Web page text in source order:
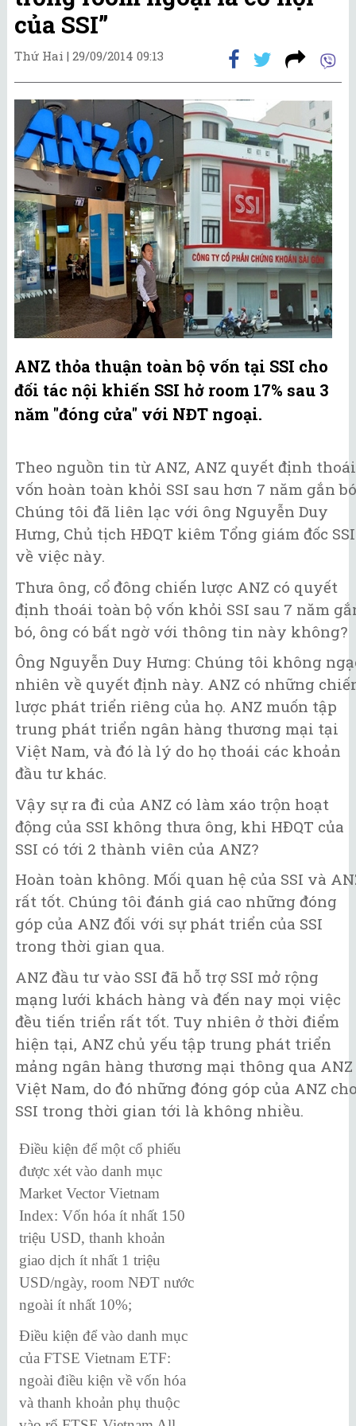
của SSI”
Thứ Hai | 29/09/2014 09:13
ANZ thỏa thuận toàn bộ vốn tại SSI cho
đối tác nội khiến SSI hở room 17% sau 3
năm "đóng cửa" với NĐT ngoại.
Theo nguồn tin từ ANZ, ANZ quyết định thoái
vốn hoàn toàn khỏi SSI sau hơn 7 năm gắn
Chúng tôi đã liên lạc với ông Nguyễn Duy
Hưng, Chủ tịch HĐQT kiêm Tổng giám đốc SSI
về việc này.
Thưa ông, cổ đông chiến lược ANZ có quyết
định thoái toàn bộ vốn khỏi SSI sau 7 năm
bó, ông có bất ngờ với thông tin này không?
Ông Nguyễn Duy Hưng: Chúng tôi không
nhiên về quyết định này. ANZ có những
lược phát triển riêng của họ. ANZ muốn tập
trung phát triển ngân hàng thương mại tại
Việt Nam, và đó là lý do họ thoái các khoản
đầu tư khác.
Vậy sự ra đi của ANZ có làm xáo trộn hoạt
động của SSI không thưa ông, khi HĐQT của
SSI có tới 2 thành viên của ANZ?
Hoàn toàn không. Mối quan hệ của SSI và
rất tốt. Chúng tôi đánh giá cao những đóng
góp của ANZ đối với sự phát triển của SSI
trong thời gian qua.
ANZ đầu tư vào SSI đã hỗ trợ SSI mở rộng
mạng lưới khách hàng và đến nay mọi việc
đều tiến triển rất tốt. Tuy nhiên ở thời điểm
hiện tại, ANZ chủ yếu tập trung phát triển
mảng ngân hàng thương mại thông qua ANZ
Việt Nam, do đó những đóng góp của ANZ
SSI trong thời gian tới là không nhiều.
Điều kiện để một cổ phiếu
được xét vào danh mục
Market Vector Vietnam
Index: Vốn hóa ít nhất 150
triệu USD, thanh khoản
giao dịch ít nhất 1 triệu
USD/ngày, room NĐT nước
ngoài ít nhất 10%;
Điều kiện để vào danh mục
của FTSE Vietnam ETF:
ngoài điều kiện về vốn hóa
và thanh khoản phụ thuộc